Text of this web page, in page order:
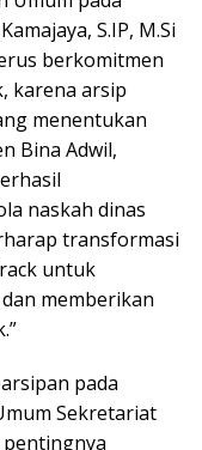
S.IP, M.Si
berkomitmen
karena arsip
menentukan
Bina Adwil,
naskah dinas
transformasi
untuk
memberikan
pada
Sekretariat
pentingnya